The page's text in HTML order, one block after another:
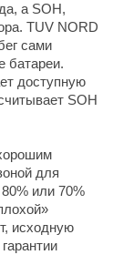
а SOH,
TUV NORD
сами
батареи.
доступную
SOH
для
или 70%
исходную